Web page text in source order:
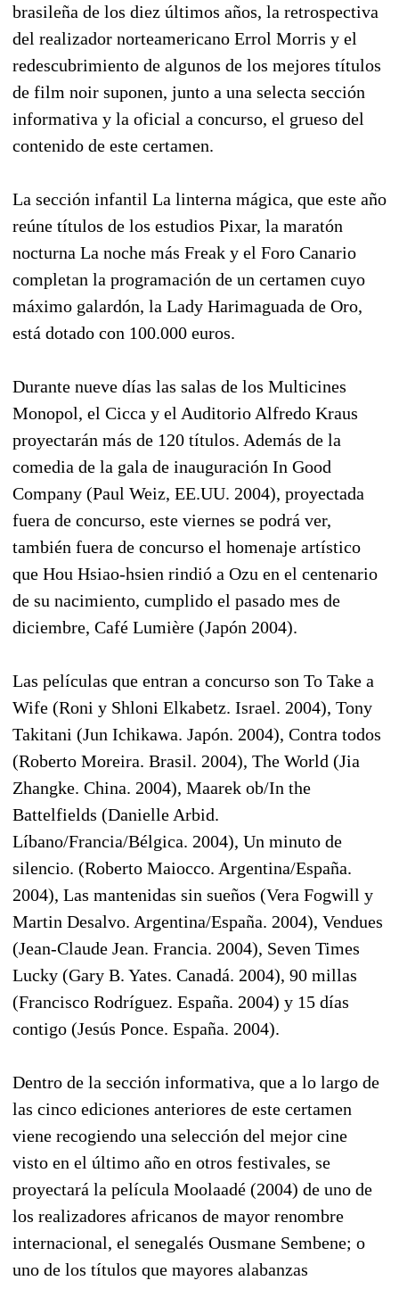
brasileña de los diez últimos años, la retrospectiva
del realizador norteamericano Errol Morris y el
redescubrimiento de algunos de los mejores títulos
de film noir suponen, junto a una selecta sección
informativa y la oficial a concurso, el grueso del
contenido de este certamen.
La sección infantil La linterna mágica, que este año
reúne títulos de los estudios Pixar, la maratón
nocturna La noche más Freak y el Foro Canario
completan la programación de un certamen cuyo
máximo galardón, la Lady Harimaguada de Oro,
está dotado con 100.000 euros.
Durante nueve días las salas de los Multicines
Monopol, el Cicca y el Auditorio Alfredo Kraus
proyectarán más de 120 títulos. Además de la
comedia de la gala de inauguración In Good
Company (Paul Weiz, EE.UU. 2004), proyectada
fuera de concurso, este viernes se podrá ver,
también fuera de concurso el homenaje artístico
que Hou Hsiao-hsien rindió a Ozu en el centenario
de su nacimiento, cumplido el pasado mes de
diciembre, Café Lumière (Japón 2004).
Las películas que entran a concurso son To Take a
Wife (Roni y Shloni Elkabetz. Israel. 2004), Tony
Takitani (Jun Ichikawa. Japón. 2004), Contra todos
(Roberto Moreira. Brasil. 2004), The World (Jia
Zhangke. China. 2004), Maarek ob/In the
Battelfields (Danielle Arbid.
Líbano/Francia/Bélgica. 2004), Un minuto de
silencio. (Roberto Maiocco. Argentina/España.
2004), Las mantenidas sin sueños (Vera Fogwill y
Martin Desalvo. Argentina/España. 2004), Vendues
(Jean-Claude Jean. Francia. 2004), Seven Times
Lucky (Gary B. Yates. Canadá. 2004), 90 millas
(Francisco Rodríguez. España. 2004) y 15 días
contigo (Jesús Ponce. España. 2004).
Dentro de la sección informativa, que a lo largo de
las cinco ediciones anteriores de este certamen
viene recogiendo una selección del mejor cine
visto en el último año en otros festivales, se
proyectará la película Moolaadé (2004) de uno de
los realizadores africanos de mayor renombre
internacional, el senegalés Ousmane Sembene; o
uno de los títulos que mayores alabanzas